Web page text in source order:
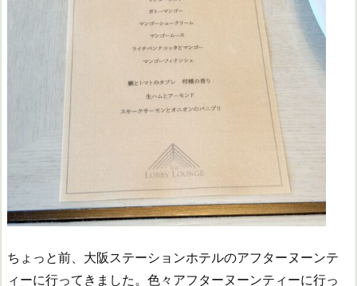
ちょっと前、大阪ステーションホテルのアフターヌーンテ
ィーに行ってきました。色々アフターヌーンティーに行っ